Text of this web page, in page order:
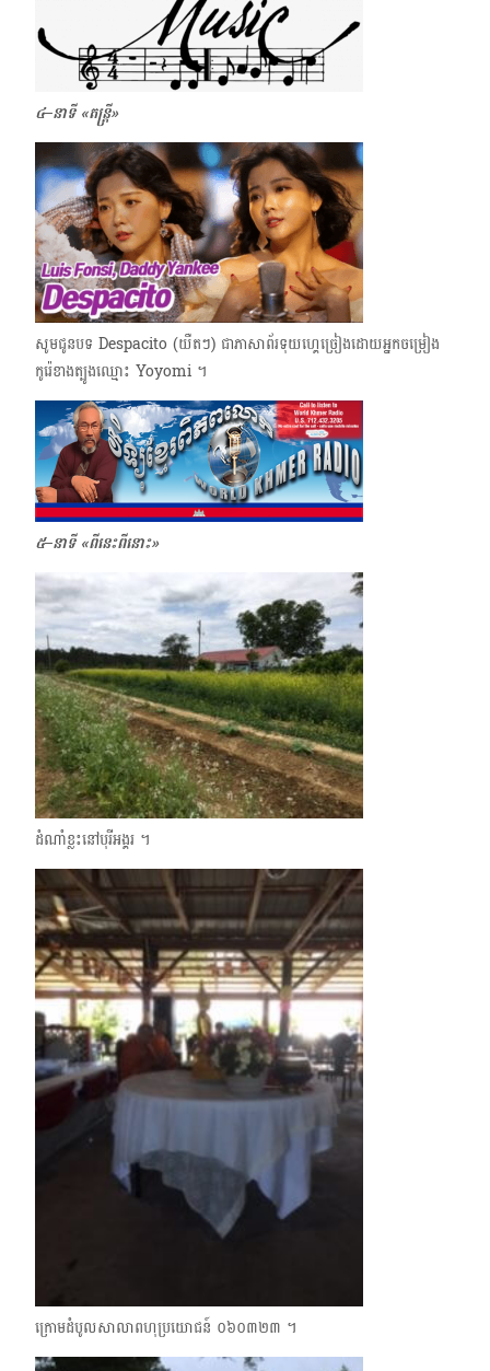
៤–នាទី «តន្ត្រី»
សូមជូនបទ Despacito (យឺតៗ) ជាភាសាព័រទុយហ្គេ​ច្រៀងដោយអ្នកចម្រៀង
កូរ៉េខាងត្បូងឈ្មោះ Yoyomi ។
៥–នាទី «ពីនេះពីនោះ»
ដំណាំខ្លះនៅបុរីអង្គរ ។
ក្រោមដំបូលសាលាពហុប្រយោជន៍ ០៦០៣២៣ ។